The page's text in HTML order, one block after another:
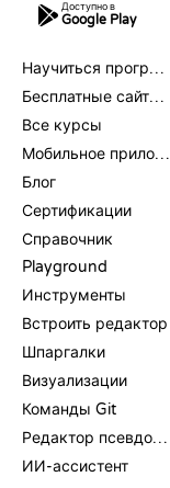
Доступно в
Google Play
Научиться программировать
Бесплатные сайты для программирования
Все курсы
Мобильное приложение
Блог
Сертификации
Справочник
Playground
Инструменты
Встроить редактор
Шпаргалки
Визуализации
Команды Git
Редактор псевдокода
ИИ-ассистент